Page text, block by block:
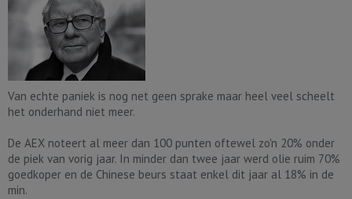
Van echte paniek is nog net geen sprake maar heel veel scheelt
het onderhand niet meer.
De AEX noteert al meer dan 100 punten oftewel zo'n 20% onder
de piek van vorig jaar. In minder dan twee jaar werd olie ruim 70%
goedkoper en de Chinese beurs staat enkel dit jaar al 18% in de
min.